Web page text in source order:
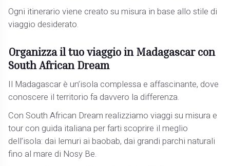
Ogni itinerario viene creato su misura in base allo stile di
viaggio desiderato.
Organizza il tuo viaggio in Madagascar con
South African Dream
Il Madagascar è un’isola complessa e affascinante, dove
conoscere il territorio fa davvero la differenza.
Con South African Dream realizziamo viaggi su misura e
tour con guida italiana per farti scoprire il meglio
dell’isola: dai lemuri ai baobab, dai grandi parchi naturali
fino al mare di Nosy Be.